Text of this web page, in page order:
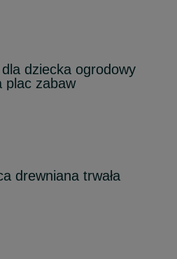
dziecka ogrodowy
plac zabaw
drewniana trwała